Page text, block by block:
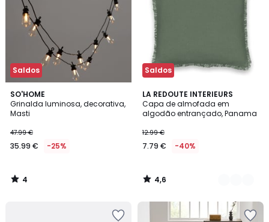
Saldos
SO'HOME
Grinalda luminosa, decorativa,
Masti
47.99 €
35.99 € -25%
4
/
5
4
/
Saldos
LA REDOUTE INTERIEURS
Capa de almofada em
algodão entrançado, Panama
12.99 €
7.79 € -40%
4,6
/ 5
8
Cores
4,6
/